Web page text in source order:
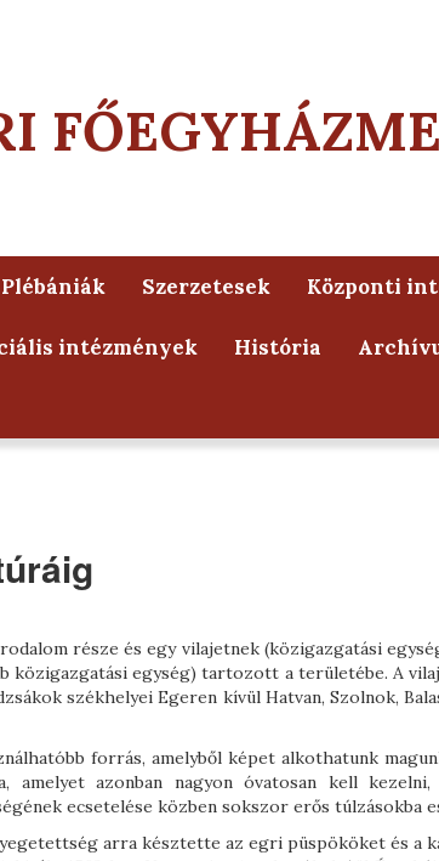
Plébániák Szerzetesek Központi
intézmények História
része és egy vilajetnek (közigazgatási
közigazgatási egység) tartozott a területébe. A
székhelyei Egeren kívül Hatvan, Szolnok,
forrás, amelyből képet alkothatunk
azonban nagyon óvatosan kell
ecsetelése közben sokszor erős túlzásokba
arra késztette az egri püspököket és a